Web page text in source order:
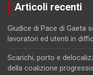
Articoli recenti
Giudice di Pace di Gaeta
lavoratori ed utenti in
Scarichi, porto e
della coalizione